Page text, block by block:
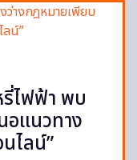
ไฟฟ้า พบ
อแนวทาง
ไลน์”